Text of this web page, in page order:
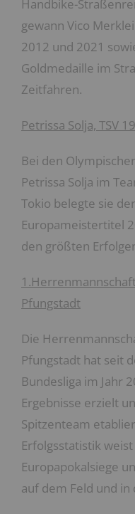
Handbike-
gewann Vico
2012 und 2021
Goldmedaille im
Zeitfahren.
Petrissa Solja, TSV
Bei den
Petrissa Solja im
Tokio belegte sie
Europameistertitel
den größten
Pfungstadt
Die
Pfungstadt hat seit
Bundesliga im Jahr
Ergebnisse erzielt
Spitzenteam
Erfolgsstatistik
Europapokalsiege
auf dem Feld und in